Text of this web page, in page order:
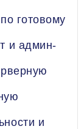
по готовому
и админ-
и